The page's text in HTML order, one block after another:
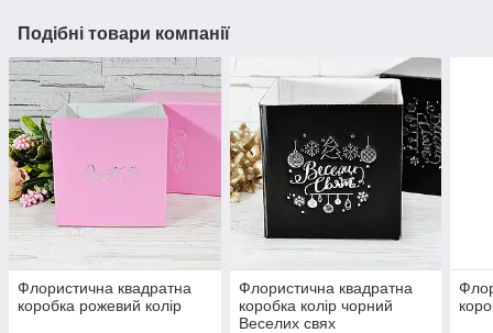
Подібні товари компанії
Флористична квадратна
коробка рожевий колір
Флористична квадратна
коробка колір чорний
Веселих свях